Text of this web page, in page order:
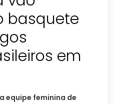
basquete
em
equipe feminina de